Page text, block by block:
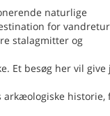
naturlige
for
stalagmitter og
Et besøg her vil give
arkæologiske historie,